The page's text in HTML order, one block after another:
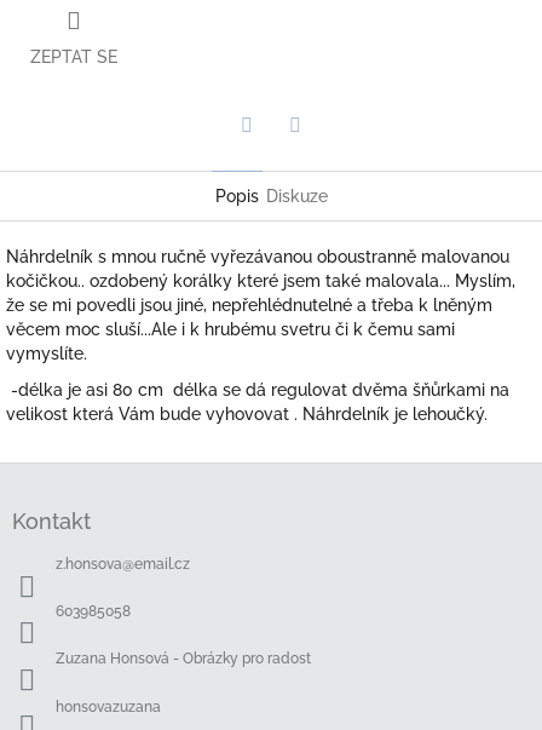
ZEPTAT SE
Popis Diskuze
Náhrdelník s mnou ručně vyřezávanou oboustranně malovanou
kočičkou.. ozdobený korálky které jsem také malovala... Myslím,
že se mi povedli jsou jiné, nepřehlédnutelné a třeba k lněným
věcem moc sluší...Ale i k hrubému svetru či k čemu sami
vymyslíte.
-délka je asi 80 cm délka se dá regulovat dvěma šňůrkami na
velikost která Vám bude vyhovovat . Náhrdelník je lehoučký.
Kontakt
z.honsova@email.cz
603985058
Zuzana Honsová - Obrázky pro radost
honsovazuzana